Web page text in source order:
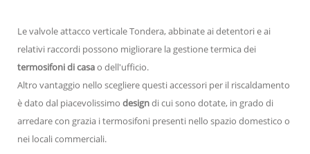
Le valvole attacco verticale Tondera, abbinate ai detentori e ai
relativi raccordi possono migliorare la gestione termica dei
termosifoni di casao dell'ufficio.
Altro vantaggio nello scegliere questi accessori per il riscaldamento
è dato dal piacevolissimo designdi cui sono dotate, in grado di
arredare con grazia i termosifoni presenti nello spazio domestico o
nei locali commerciali.